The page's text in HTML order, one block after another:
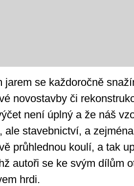
jarem se každoročně
novostavby či
není úplný a že náš
ale stavebnictví, a
průhlednou koulí, a tak
autoři se ke svým dílům
hrdi.